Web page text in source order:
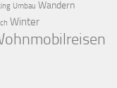
Umbau Wandern
Winter